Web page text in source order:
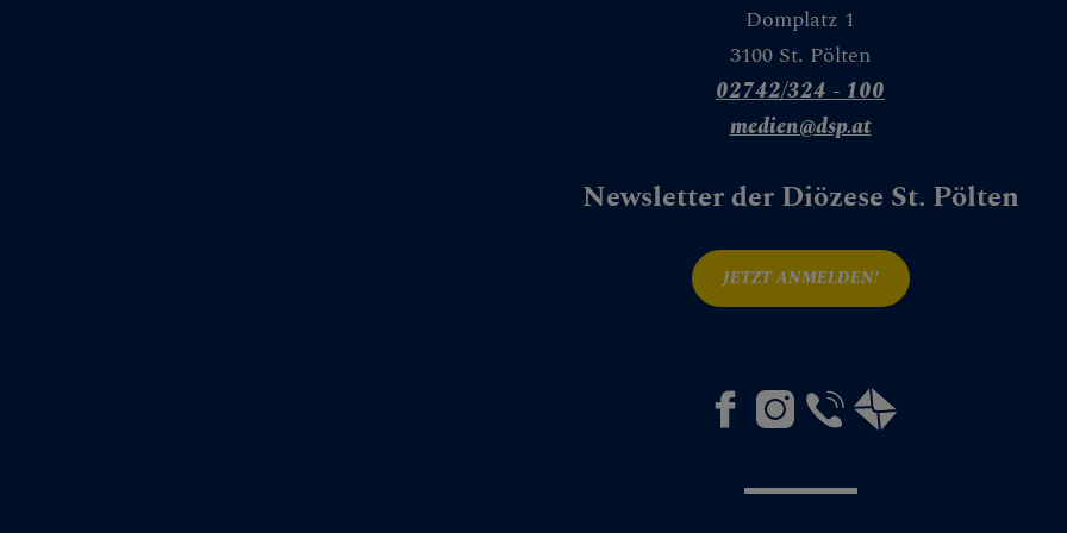
Buchhaltung &
Kirchenbeitrag
Domplatz 1
3100 St. Pölten
02742/324 - 100
medien@dsp.at
Newsletter der Diözese St. Pölten
JETZT ANMELDEN!